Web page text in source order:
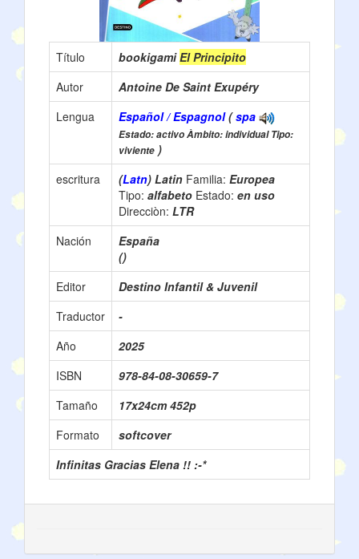
Título bookigamiEl Principito
Autor
Antoine De Saint Exupéry
Lengua
Español / Espagnol(spa
Estado: activo Àmbito: individual Tipo:
viviente )
escritura
(Latn) Latin Familia: Europea
Tipo: alfabeto Estado: en uso
Direcciòn: LTR
Nación
España
()
Editor
Destino Infantil & Juvenil
Traductor
-
Año
2025
ISBN
978-84-08-30659-7
Tamaño
17x24cm 452p
Formato
softcover
Infinitas Gracias Elena !! :-*